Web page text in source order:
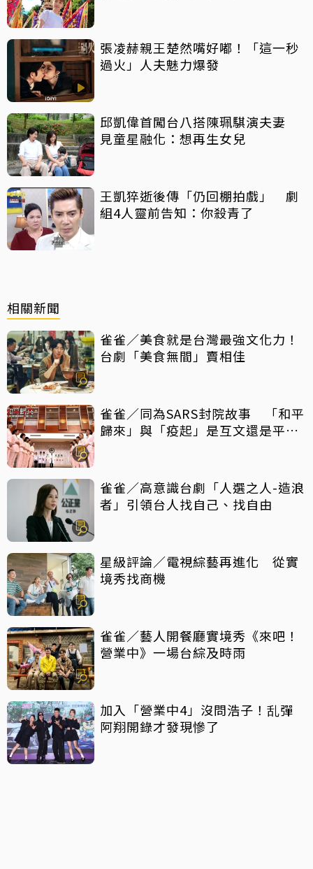
張凌赫親王楚然嘴好嘟！「這一秒
過火」人夫魅力爆發
邱凱偉首闖台八搭陳珮騏演夫妻
見童星融化：想再生女兒
王凱猝逝後傳「仍回棚拍戲」 劇
組4人靈前告知：你殺青了
相關新聞
雀雀／美食就是台灣最強文化力！
台劇「美食無間」賣相佳
雀雀／同為SARS封院故事 「和平
歸來」與「疫起」是互文還是平行
雀雀／高意識台劇「人選之人-造浪
者」引領台人找自己、找自由
星級評論／電視綜藝再進化 從實
境秀找商機
雀雀／藝人開餐廳實境秀《來吧！
營業中》一場台綜及時雨
加入「營業中4」沒問浩子！乱彈
阿翔開錄才發現慘了